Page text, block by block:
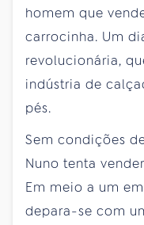
homem que
carrocinha. Um
revolucionária,
indústria de
pés.
Sem condições
Nuno tenta
Em meio a um
depara-se com